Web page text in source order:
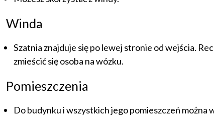
Winda
Szatnia znajduje się po lewej stronie od wejścia.
zmieścić się osoba na wózku.
Pomieszczenia
Do budynku i wszystkich jego pomieszczeń można